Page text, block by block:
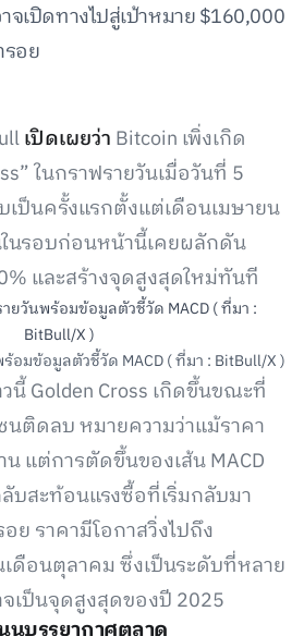
เปิดทางไปสู่เป้าหมาย $160,000
อย
เปิดเผยว่า Bitcoin เพิ่งเกิด
ในกราฟรายวันเมื่อวันที่ 5
ป็นครั้งแรกตั้งแต่เดือนเมษายน
นรอบก่อนหน้านี้เคยผลักดัน
และสร้างจุดสูงสุดใหม่ทันที
ร้อมข้อมูลตัวชี้วัด MACD ( ที่มา : BitBull/X )
นี้ Golden Cross เกิดขึ้นขณะที่
นติดลบ หมายความว่าแม้ราคา
แต่การตัดขึ้นของเส้น MACD
สะท้อนแรงซื้อที่เริ่มกลับมา
ราคามีโอกาสวิ่งไปถึง
ดือนตุลาคม ซึ่งเป็นระดับที่หลาย
เป็นจุดสูงสุดของปี 2025